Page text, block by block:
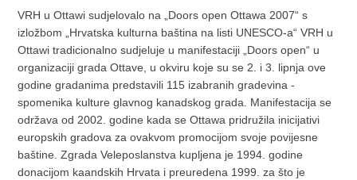
VRH u Ottawi sudjelovalo na „Doors open Ottawa 2007“ s
izložbom „Hrvatska kulturna baština na listi UNESCO-a“ VRH u
Ottawi tradicionalno sudjeluje u manifestaciji „Doors open“ u
organizaciji grada Ottave, u okviru koje su se 2. i 3. lipnja ove
godine gradanima predstavili 115 izabranih gradevina -
spomenika kulture glavnog kanadskog grada. Manifestacija se
održava od 2002. godine kada se Ottawa pridružila inicijativi
europskih gradova za ovakvom promocijom svoje povijesne
baštine. Zgrada Veleposlanstva kupljena je 1994. godine
donacijom kaandskih Hrvata i preuredena 1999. za što je